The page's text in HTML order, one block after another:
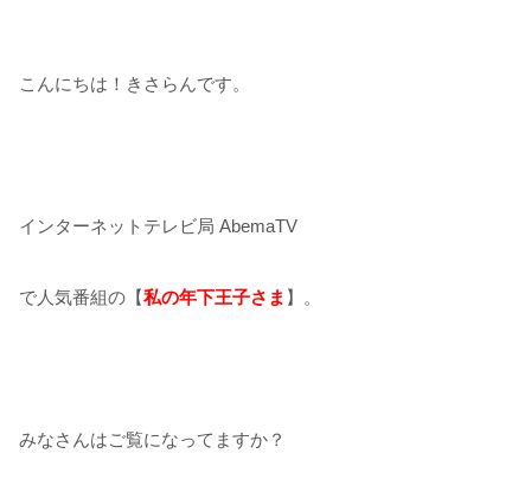
こんにちは！きさらんです。
インターネットテレビ局 AbemaTV
で人気番組の【私の年下王子さま 】。
みなさんはご覧になってますか？